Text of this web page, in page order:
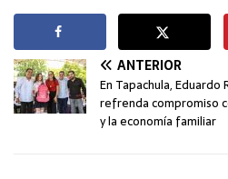
ANTERIOR
En Tapachula, Eduardo
refrenda compromiso
y la economía familiar